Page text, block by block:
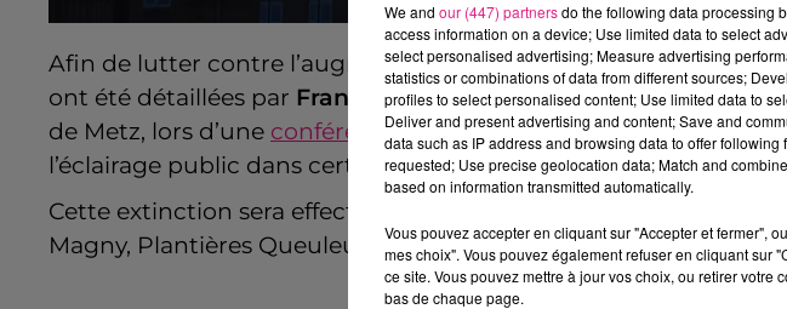
Afin de lutter contre l’augmentation des prix de l’énergie, un
ont été détaillées par François GROSDIDIER, Maire de Metz et
de Metz, lors d’une conférence de presse le 27 septembre
l’éclairage public dans certains quartiersentre 0h et 5h.
Cette extinction sera effective dès minuit ce
Magny, Plantières Queuleu et Devant-les-Ponts.
We and our (447) partnersdo the following data processing
access information on a device; Use limited data to select
select personalised advertising; Measure advertising
statistics or combinations of data from different sources;
profiles to select personalised content; Use limited data to
Deliver and present advertising and content; Save and
data such as IP address and browsing data to offer
requested; Use precise geolocation data; Match and
based on information transmitted automatically.
Vous pouvez accepter en cliquant sur "Accepter et fermer",
mes choix". Vous pouvez également refuser en cliquant sur
ce site. Vous pouvez mettre à jour vos choix, ou retirer
bas de chaque page.